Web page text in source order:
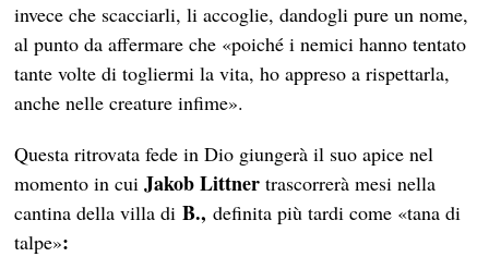
invece che scacciarli, li accoglie, dandogli pure un nome,
al punto da affermare che «poiché i nemici hanno tentato
tante volte di togliermi la vita, ho appreso a rispettarla,
anche nelle creature infime».
Questa ritrovata fede in Dio giungerà il suo apice nel
momento in cuiJakob Littnertrascorrerà mesi nella
cantina della villa diB.,definita più tardi come «tana di
talpe»: